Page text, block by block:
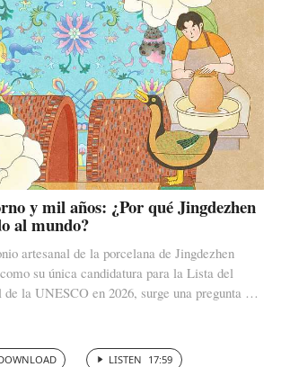
y mil años: ¿Por qué Jingdezhen
al mundo?
artesanal de la porcelana de Jingdezhen
su única candidatura para la Lista del
la UNESCO en 2026, surge una pregunta que
LISTEN 17:59